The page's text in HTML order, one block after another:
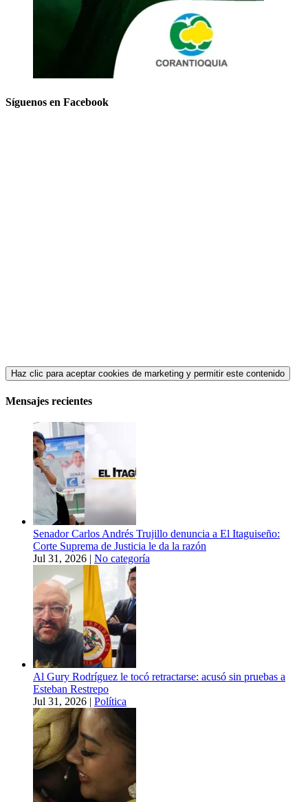
Síguenos en Facebook
Haz clic para aceptar cookies de marketing y permitir este contenido
Mensajes recientes
Senador Carlos Andrés Trujillo denuncia a El Itaguiseño:
Corte Suprema de Justicia le da la razón
Jul 31, 2026 | No categoría
Al Gury Rodríguez le tocó retractarse: acusó sin pruebas a
Esteban Restrepo
Jul 31, 2026 | Política